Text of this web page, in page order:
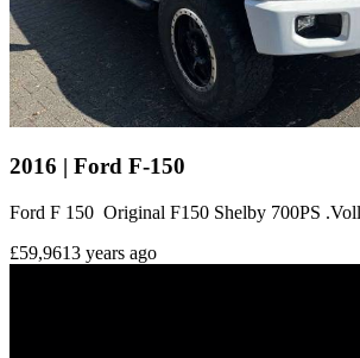
2016 | Ford F-150
Ford F 150 Original F150 Shelby 700PS
£59,9613 years ago